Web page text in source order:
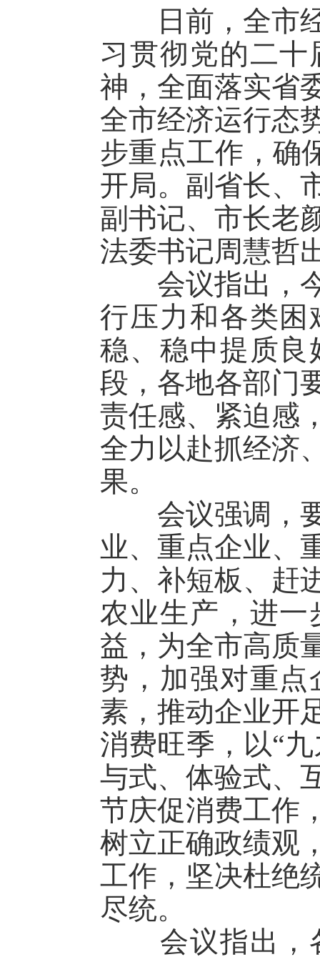
日前，全市经
习贯彻党的二
神，全面落实省
全市经济运行态
步重点工作，确
开局。副省长、
副书记、市长老
法委书记周慧哲
会议指出，今
行压力和各类
稳、稳中提质
段，各地各部门
责任感、紧迫感
全力以赴抓经济
果。
会议强调，要
业、重点企业、
力、补短板、赶
农业生产，进
益，为全市高质
势，加强对重
素，推动企业开
消费旺季，以“
与式、体验式、
节庆促消费工作
树立正确政绩观
工作，坚决杜绝
尽统。
会议指出，各